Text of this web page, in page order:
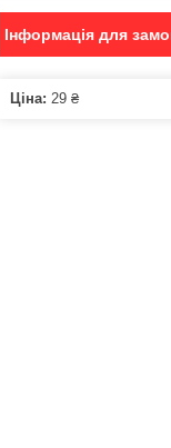
Інформація для
Ціна: 29 ₴